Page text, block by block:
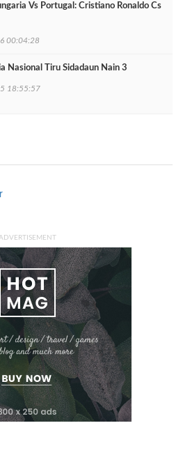
Vs Portugal: Cristiano Ronaldo Cs
00:04:28
Nasional Tiru Sidadaun Nain 3
18:55:57
ADVERTISEMENT